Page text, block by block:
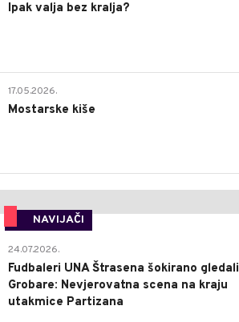
Ipak valja bez kralja?
17.05.2026.
Mostarske kiše
NAVIJAČI
24.07.2026.
Fudbaleri UNA Štrasena šokirano gledali
Grobare: Nevjerovatna scena na kraju
utakmice Partizana